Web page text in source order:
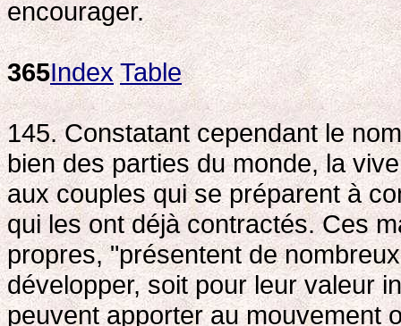
encourager.
365Index Table
145. Constatant cependant le
bien des parties du monde, la
aux couples qui se préparent à
qui les ont déjà contractés. Ces
propres, "présentent de
développer, soit pour leur valeur
peuvent apporter au mouvement